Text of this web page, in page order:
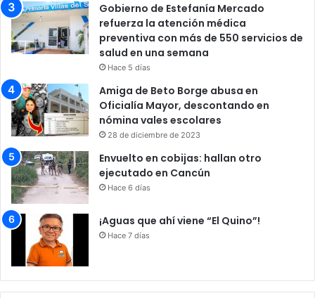
Gobierno de Estefanía Mercado
refuerza la atención médica
preventiva con más de 550 servicios de
salud en una semana
Hace 5 días
Amiga de Beto Borge abusa en
Oficialía Mayor, descontando en
nómina vales escolares
28 de diciembre de 2023
Envuelto en cobijas: hallan otro
ejecutado en Cancún
Hace 6 días
¡Aguas que ahí viene “El Quino”!
Hace 7 días